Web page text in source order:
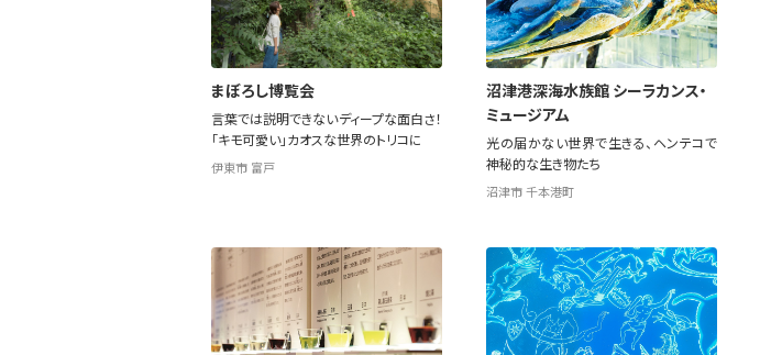
まぼろし博覧会
言葉では説明できないディープな面白さ！
「キモ可愛い」カオスな世界のトリコに
伊東市 富戸
沼津港深海水族館 シーラカンス・
ミュージアム
光の届かない世界で生きる、ヘンテコで
神秘的な生き物たち
沼津市 千本港町